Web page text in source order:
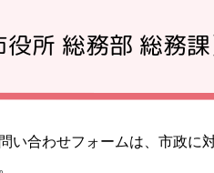
役所 総務部 総務
い合わせフォームは、市政に